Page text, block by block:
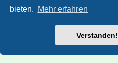
bieten. Mehr erfahren
Verstanden!